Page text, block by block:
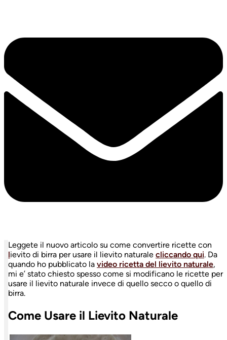
Leggete il nuovo articolo su come convertire ricette con
lievito di birra per usare il lievito naturale cliccando qui. Da
quando ho pubblicato la video ricetta del lievito naturale,
mi e’ stato chiesto spesso come si modificano le ricette per
usare il lievito naturale invece di quello secco o quello di
birra.
Come Usare il Lievito Naturale